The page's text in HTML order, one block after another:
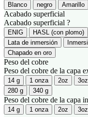
Blanco negro Amarillo
Acabado superficial
Acabado superficial ?
ENIG HASL (con plomo)
Lata de inmersión
Chapado en oro
Peso del cobre
Peso del cobre de la capa
14 g 1 onza 2oz 3oz
280 g
340 g
Peso del cobre de la capa
14 g 1 onza 2oz 3oz